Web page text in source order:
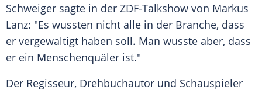
Schweiger sagte in der ZDF-Talkshow von Markus
Lanz: "Es wussten nicht alle in der Branche, dass
er vergewaltigt haben soll. Man wusste aber, dass
er ein Menschenquäler ist."
Der Regisseur, Drehbuchautor und Schauspieler